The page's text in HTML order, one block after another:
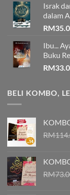
Israk
dalam
RM
Ibu...
Buku
RM
BELI KOMBO,
RM
RM